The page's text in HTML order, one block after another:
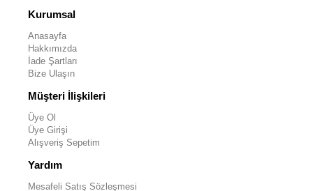
Kurumsal
Anasayfa
Hakkımızda
İade Şartları
Bize Ulaşın
Müşteri İlişkileri
Üye Ol
Üye Girişi
Alışveriş Sepetim
Yardım
Mesafeli Satış Sözleşmesi